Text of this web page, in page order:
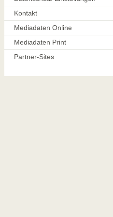
Kontakt
Mediadaten Online
Mediadaten Print
Partner-Sites